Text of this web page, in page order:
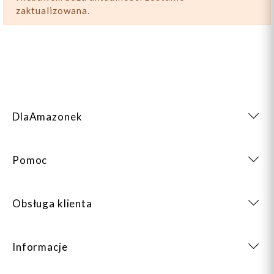
zaktualizowana.
DlaAmazonek
Pomoc
Obsługa klienta
Informacje